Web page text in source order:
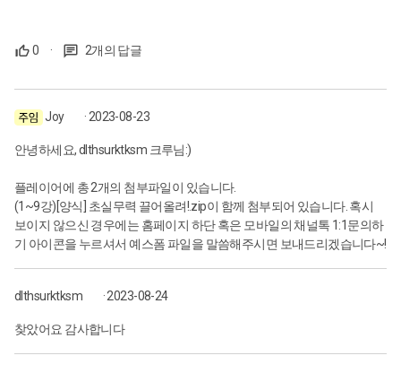
0 · 2개의 답글
Joy · 2023-08-23
안녕하세요, dlthsurktksm 크루님:)
플레이어에 총 2개의 첨부파일이 있습니다.
(1~9강)[양식] 초실무력 끌어올려!.zip이 함께 첨부되어 있습니다. 혹시
보이지 않으신 경우에는 홈페이지 하단 혹은 모바일의 채널톡 1:1문의하
기 아이콘을 누르셔서 예스폼 파일을 말씀해주시면 보내드리겠습니다~!
dlthsurktksm · 2023-08-24
찾았어요 감사합니다